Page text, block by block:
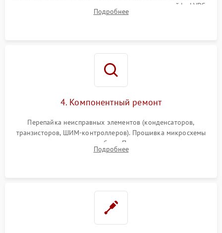
питания скалера и тестирование сигналов на шлейфе LVDS
Подробнее
4. Компонентный ремонт
Перепайка неисправных элементов (конденсаторов,
транзисторов, ШИМ-контроллеров). Прошивка микросхемы
памяти при программных сбоях. При поломке подсветки —
разборка матрицы и замена выгоревших светодиодов.
Подробнее